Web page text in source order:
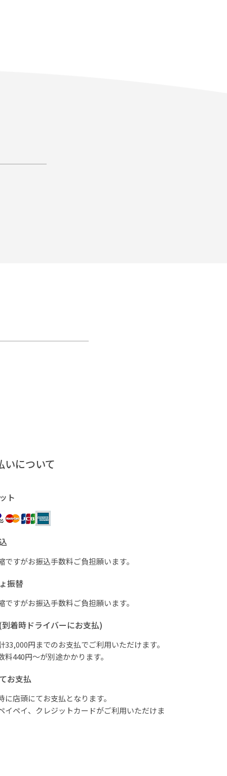
いについて
ト
ですがお振込手数料ご負担願います。
振替
ですがお振込手数料ご負担願います。
着時ドライバーにお支払)
33,000円までのお支払でご利用いただけます。
料440円～が別途かかります。
お支払
に店頭にてお支払となります。
イペイ、クレジットカードがご利用いただけま